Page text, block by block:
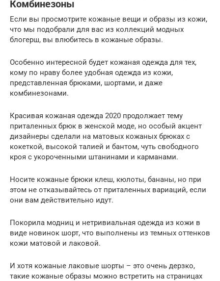
Комбинезоны
Если вы просмотрите кожаные вещи и образы из кожи,
что мы подобрали для вас из коллекций модных
блогерш, вы влюбитесь в кожаные образы.
Особенно интересной будет кожаная одежда для тех,
кому по нраву более удобная одежда из кожи,
представленная брюками, шортами, и даже
комбинезонами.
Красивая кожаная одежда 2020 продолжает тему
приталенных брюк в женской моде, но особый акцент
дизайнеры сделали на матовых кожаных брюках с
кокеткой, высокой талией и бантом, чуть свободного
кроя с укороченными штанинами и карманами.
Носите кожаные брюки клеш, кюлоты, бананы, но при
этом не отказывайтесь от приталенных вариаций, если
они вам действительно идут.
Покорила модниц и нетривиальная одежда из кожи в
виде новинок шорт, что выполнены из темных оттенков
кожи матовой и лаковой.
И хотя кожаные лаковые шорты – это очень дерзко,
такие кожаные образы можно встретить на страницах